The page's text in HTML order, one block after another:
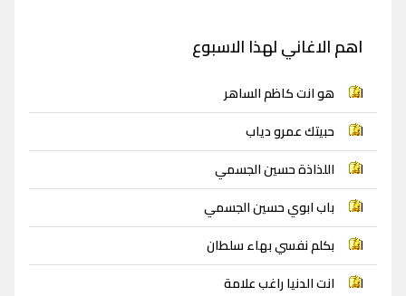
اهم الاغاني لهذا الاسبوع
هو انت كاظم الساهر
حبيتك عمرو دياب
اللذاذة حسين الجسمي
باب ابوي حسين الجسمي
بكلم نفسي بهاء سلطان
انت الدنيا راغب علامة